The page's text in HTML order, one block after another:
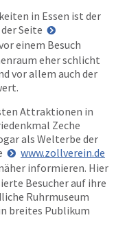
in Essen ist der
Seite
einem Besuch
eher schlicht
vor allem auch der
Attraktionen in
Zeche
als Welterbe der
www.zollverein.de
informieren. Hier
Besucher auf ihre
Ruhrmuseum
breites Publikum